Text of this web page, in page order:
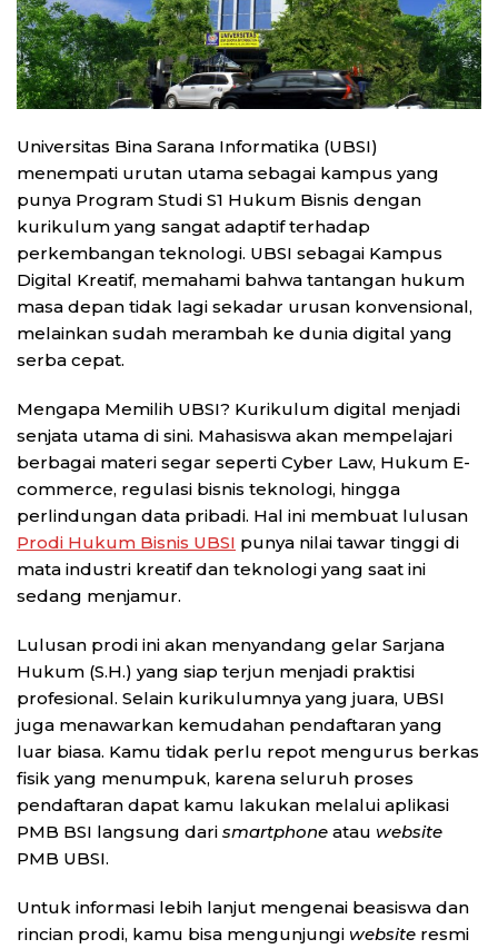
Universitas Bina Sarana Informatika (UBSI)
menempati urutan utama sebagai kampus yang
punya Program Studi S1 Hukum Bisnis dengan
kurikulum yang sangat adaptif terhadap
perkembangan teknologi. UBSI sebagai Kampus
Digital Kreatif, memahami bahwa tantangan hukum
masa depan tidak lagi sekadar urusan konvensional,
melainkan sudah merambah ke dunia digital yang
serba cepat.
Mengapa Memilih UBSI? Kurikulum digital menjadi
senjata utama di sini. Mahasiswa akan mempelajari
berbagai materi segar seperti Cyber Law, Hukum E-
commerce, regulasi bisnis teknologi, hingga
perlindungan data pribadi. Hal ini membuat lulusan
Prodi Hukum Bisnis UBSI punya nilai tawar tinggi di
mata industri kreatif dan teknologi yang saat ini
sedang menjamur.
Lulusan prodi ini akan menyandang gelar Sarjana
Hukum (S.H.) yang siap terjun menjadi praktisi
profesional. Selain kurikulumnya yang juara, UBSI
juga menawarkan kemudahan pendaftaran yang
luar biasa. Kamu tidak perlu repot mengurus berkas
fisik yang menumpuk, karena seluruh proses
pendaftaran dapat kamu lakukan melalui aplikasi
PMB BSI langsung dari smartphone atau website
PMB UBSI.
Untuk informasi lebih lanjut mengenai beasiswa dan
rincian prodi, kamu bisa mengunjungi website resmi